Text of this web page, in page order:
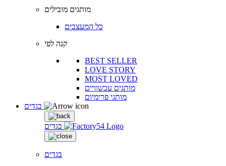
מותגים מובילים
כל המעצבים
קנה לפי
BEST SELLER
LOVE STORY
MOST LOVED
מותגים עכשוויים
מותגי פרימיום
בגדים
בגדים